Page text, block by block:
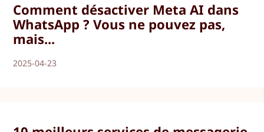
Comment désactiver Meta AI dans
WhatsApp ? Vous ne pouvez pas,
mais...
2025-04-23